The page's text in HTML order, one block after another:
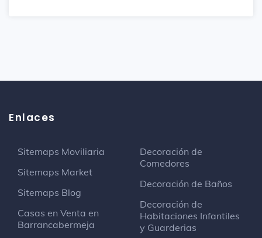
Enlaces
Sitemaps Moviliaria
Sitemaps Market
Sitemaps Blog
Casas en Venta en
Barrancabermeja
Decoración de
Comedores
Decoración de Baños
Decoración de
Habitaciones Infantiles
y Guarderias